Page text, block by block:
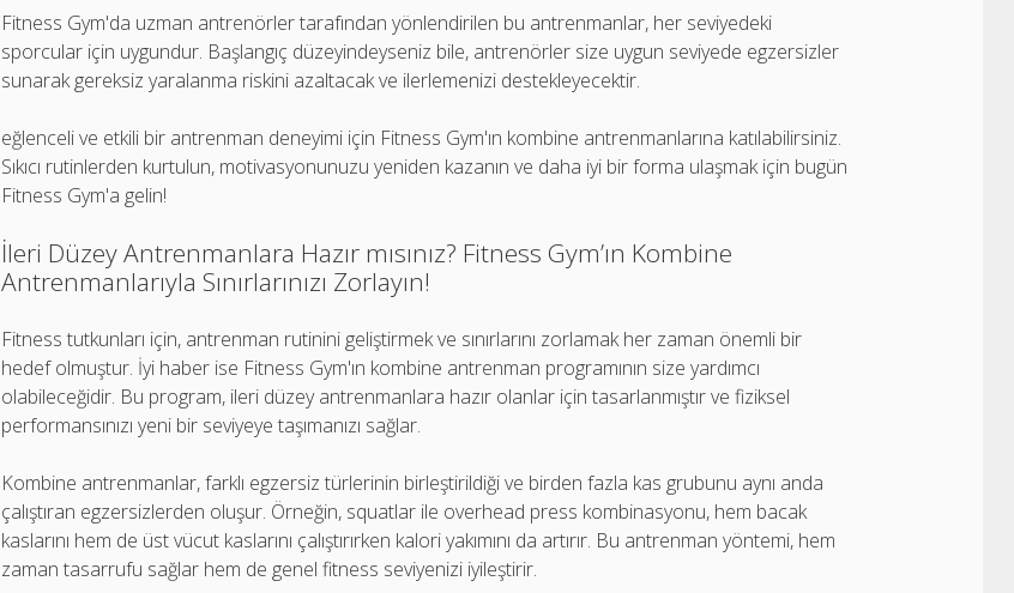
Fitness Gym'da uzman antrenörler tarafından yönlendirilen bu antrenmanlar, her seviyedeki
sporcular için uygundur. Başlangıç düzeyindeyseniz bile, antrenörler size uygun seviyede egzersizler
sunarak gereksiz yaralanma riskini azaltacak ve ilerlemenizi destekleyecektir.
eğlenceli ve etkili bir antrenman deneyimi için Fitness Gym'ın kombine antrenmanlarına katılabilirsiniz.
Sıkıcı rutinlerden kurtulun, motivasyonunuzu yeniden kazanın ve daha iyi bir forma ulaşmak için bugün
Fitness Gym'a gelin!
İleri Düzey Antrenmanlara Hazır mısınız? Fitness Gym’ın Kombine
Antrenmanlarıyla Sınırlarınızı Zorlayın!
Fitness tutkunları için, antrenman rutinini geliştirmek ve sınırlarını zorlamak her zaman önemli bir
hedef olmuştur. İyi haber ise Fitness Gym'ın kombine antrenman programının size yardımcı
olabileceğidir. Bu program, ileri düzey antrenmanlara hazır olanlar için tasarlanmıştır ve fiziksel
performansınızı yeni bir seviyeye taşımanızı sağlar.
Kombine antrenmanlar, farklı egzersiz türlerinin birleştirildiği ve birden fazla kas grubunu aynı anda
çalıştıran egzersizlerden oluşur. Örneğin, squatlar ile overhead press kombinasyonu, hem bacak
kaslarını hem de üst vücut kaslarını çalıştırırken kalori yakımını da artırır. Bu antrenman yöntemi, hem
zaman tasarrufu sağlar hem de genel fitness seviyenizi iyileştirir.